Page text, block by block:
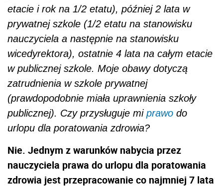
etacie i rok na 1/2 etatu), później 2 lata w
prywatnej szkole (1/2 etatu na stanowisku
nauczyciela a następnie na stanowisku
wicedyrektora), ostatnie 4 lata na całym etacie
w publicznej szkole. Moje obawy dotyczą
zatrudnienia w szkole prywatnej
(prawdopodobnie miała uprawnienia szkoły
publicznej). Czy przysługuje mi prawo do
urlopu dla poratowania zdrowia?
Nie. Jednym z warunków nabycia przez
nauczyciela prawa do urlopu dla poratowania
zdrowia jest przepracowanie co najmniej 7 lata